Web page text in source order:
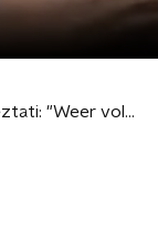
Sevn Alias traint met Tyjani Beztati: "Weer volop gefocust op vechten"